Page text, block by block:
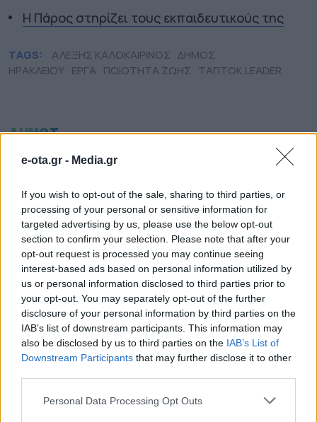
e-ota.gr - Media.gr
If you wish to opt-out of the sale, sharing to third parties, or
processing of your personal or sensitive information for
targeted advertising by us, please use the below opt-out
section to confirm your selection. Please note that after your
opt-out request is processed you may continue seeing
interest-based ads based on personal information utilized by
us or personal information disclosed to third parties prior to
your opt-out. You may separately opt-out of the further
disclosure of your personal information by third parties on the
IAB’s list of downstream participants. This information may
also be disclosed by us to third parties on the IAB’s List of
Downstream Participants that may further disclose it to other
Personal Data Processing Opt Outs
Η Πάρος στηρίζει τους εκπαιδευτικούς της
TAGS: ΑΛΕΞΗΣ ΚΑΛΟΚΑΙΡΙΝΟΣ ΔΗΜΟΣ
ΗΡΑΚΛΕΙΟΥ ΕΡΓΑ ΠΟΙΟΤΗΤΑ ΖΩΗΣ ΤΑΠΤΟΚ LEADER
ΔΗΜΟΙ
της Αττικής